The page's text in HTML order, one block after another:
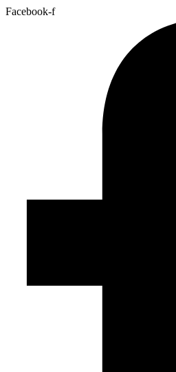
Facebook-f